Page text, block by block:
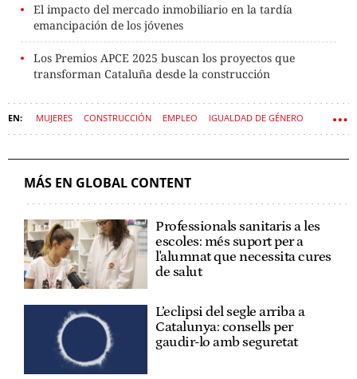
El impacto del mercado inmobiliario en la tardía
emancipación de los jóvenes
Los Premios APCE 2025 buscan los proyectos que
transforman Cataluña desde la construcción
MUJERES CONSTRUCCIÓN EMPLEO IGUALDAD DE GÉNERO
MÁS EN GLOBAL CONTENT
Professionals sanitaris a les
escoles: més suport per a
l'alumnat que necessita cures
de salut
L’eclipsi del segle arriba a
Catalunya: consells per
gaudir-lo amb seguretat